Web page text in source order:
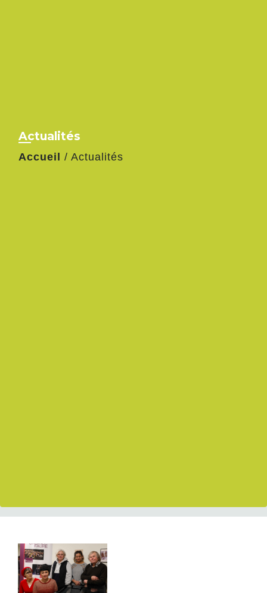
Actualités
Accueil / Actualités